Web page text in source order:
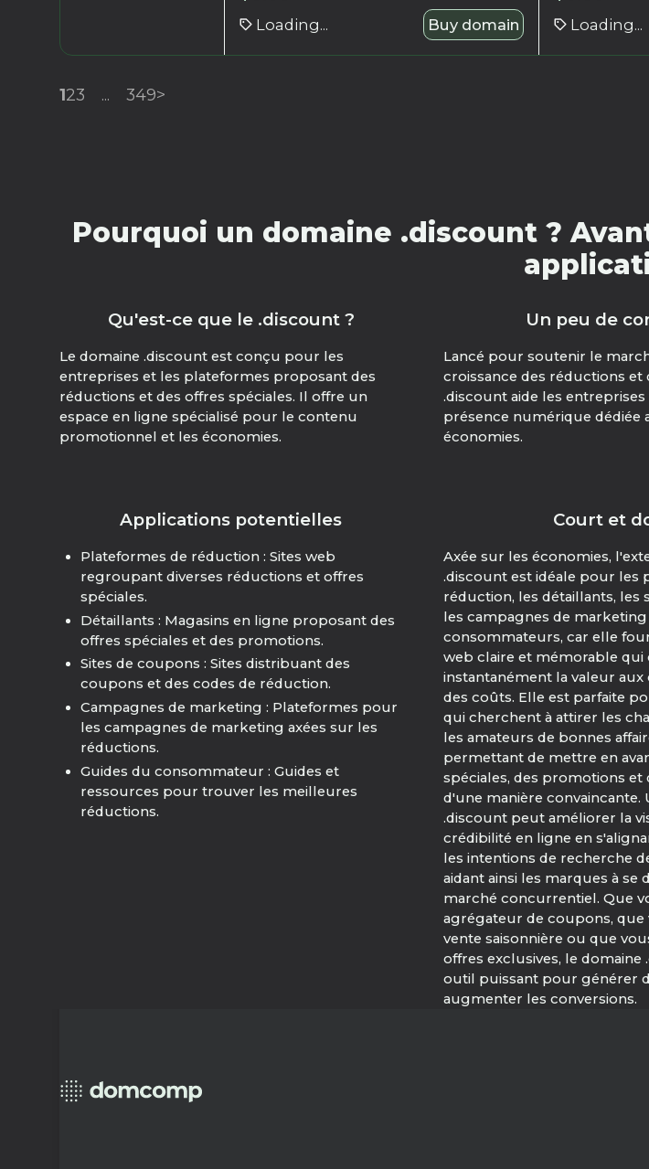
Loading... Buy domain Loading...
123 ... 349>
Pourquoi un domaine .discount ?
Qu'est-ce que le .discount ?
Le domaine .discount est conçu pour les
entreprises et les plateformes proposant des
réductions et des offres spéciales. Il offre un
espace en ligne spécialisé pour le contenu
promotionnel et les économies.
Un peu de
Lancé pour soutenir le
croissance des réductions et
.discount aide les
présence numérique dédiée
économies.
Applications potentielles
Plateformes de réduction : Sites web
regroupant diverses réductions et offres
spéciales.
Détaillants : Magasins en ligne proposant des
offres spéciales et des promotions.
Sites de coupons : Sites distribuant des
coupons et des codes de réduction.
Campagnes de marketing : Plateformes pour
les campagnes de marketing axées sur les
réductions.
Guides du consommateur : Guides et
ressources pour trouver les meilleures
réductions.
Court et
Axée sur les économies,
.discount est idéale pour les
réduction, les détaillants, les
les campagnes de
consommateurs, car elle
web claire et mémorable
instantanément la valeur
des coûts. Elle est parfaite
qui cherchent à attirer les
les amateurs de bonnes
permettant de mettre en
spéciales, des promotions et
d'une manière convaincante.
.discount peut améliorer la
crédibilité en ligne en
les intentions de recherche
aidant ainsi les marques à
marché concurrentiel. Que
agrégateur de coupons, que
vente saisonnière ou que
offres exclusives, le domaine
outil puissant pour générer
augmenter les conversions.